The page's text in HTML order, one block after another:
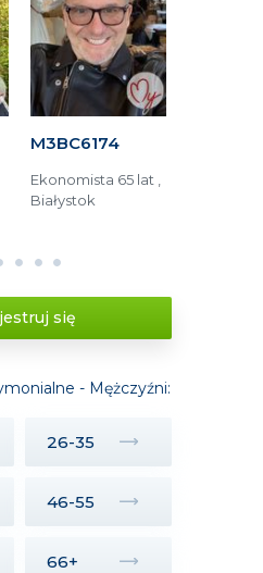
M3BC6174
Ekonomista 65 lat ,
Białystok
3 4 5
się
- Mężczyźni:
26-35
46-55
66+